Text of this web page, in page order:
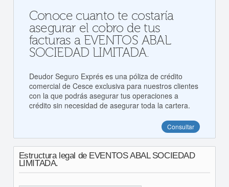
Conoce cuanto te costaría
asegurar el cobro de tus
facturas a EVENTOS ABAL
SOCIEDAD LIMITADA.
Deudor Seguro Exprés es una póliza de crédito
comercial de Cesce exclusiva para nuestros clientes
con la que podrás asegurar tus operaciones a
crédito sin necesidad de asegurar toda la cartera.
Consultar
Estructura legal de EVENTOS ABAL SOCIEDAD
LIMITADA.